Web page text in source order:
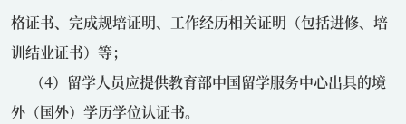
格证书、完成规培证明、工作经历相关证明（包括进修、培
训结业证书）等；
（4）留学人员应提供教育部中国留学服务中心出具的境
外（国外）学历学位认证书。